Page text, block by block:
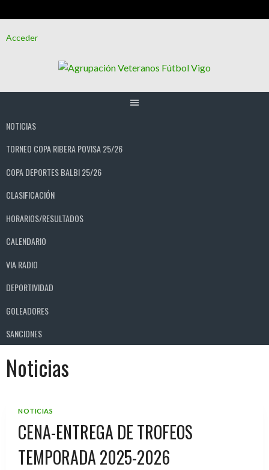
alAcceder
NOTICIAS
TORNEO COPA RIBERA POVISA 25/26
COPA DEPORTES BALBI 25/26
CLASIFICACIÓN
HORARIOS/RESULTADOS
CALENDARIO
VIA RADIO
DEPORTIVIDAD
GOLEADORES
SANCIONES
Noticias
NOTICIAS
CENA-ENTREGA DE TROFEOS
TEMPORADA 2025-2026